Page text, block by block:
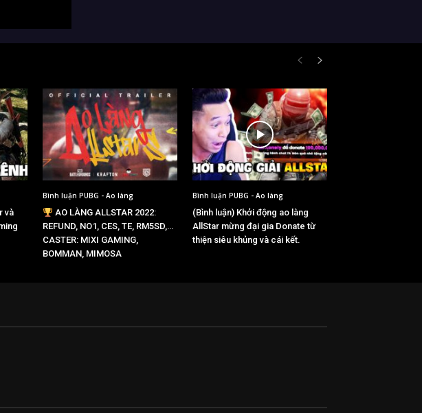
và
Bình luận PUBG - Ao làng
AO LÀNG ALLSTAR 2022:
REFUND, NO1, CES, TE, RM5SD,…
CASTER: MIXI GAMING,
BOMMAN, MIMOSA
Bình luận PUBG - Ao làng
(Bình luận) Khởi động ao làng
AllStar mừng đại gia Donate từ
thiện siêu khủng và cái kết.